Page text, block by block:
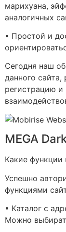
марихуана,
аналогичных
• Простой и
Сегодня наш
данного
регистрацию и
MEGA
Какие функции
Успешно
функциями
• Каталог с
Можно